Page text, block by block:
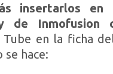
insertarlos
de Inmofusion
en la ficha
se hace: